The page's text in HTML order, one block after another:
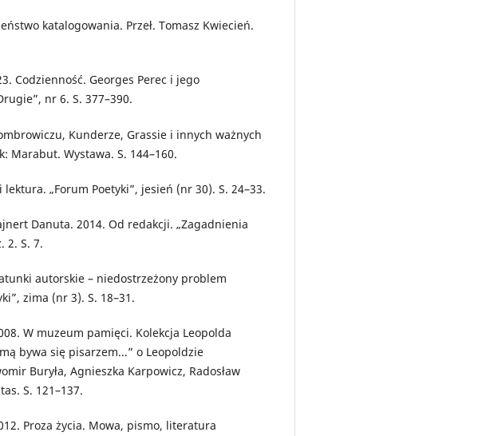
katalogowania. Przeł. Tomasz Kwiecień.
Codzienność. Georges Perec i jego
nr 6. S. 377–390.
Kunderze, Grassie i innych ważnych
Marabut. Wystawa. S. 144–160.
lektura. „Forum Poetyki”, jesień (nr 30). S. 24–33.
Danuta. 2014. Od redakcji. „Zagadnienia
2. S. 7.
autorskie – niedostrzeżony problem
zima (nr 3). S. 18–31.
W muzeum pamięci. Kolekcja Leopolda
bywa się pisarzem...” o Leopoldzie
Buryła, Agnieszka Karpowicz, Radosław
S. 121–137.
Proza życia. Mowa, pismo, literatura